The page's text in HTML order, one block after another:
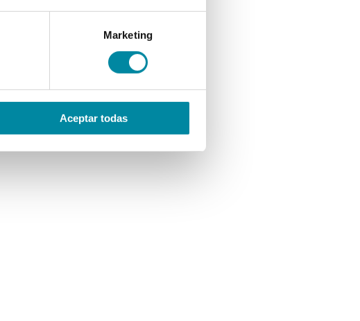
Marketing
Aceptar todas